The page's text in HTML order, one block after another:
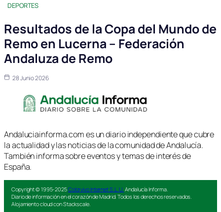
DEPORTES
Resultados de la Copa del Mundo de
Remo en Lucerna – Federación
Andaluza de Remo
28 Junio 2026
Andaluciainforma.com es un diario independiente que cubre
la actualidad y las noticias de la comunidad de Andalucía.
También informa sobre eventos y temas de interés de
España.
Copyright © 1995-2025Colorvivo Internet S.L.U. Andalucía Informa.
Diario de información en el corazón de Madrid. Todos los derechos reservados.
Alojamiento cloud con Stackscale.